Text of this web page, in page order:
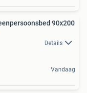
90x200
Details
Vandaag